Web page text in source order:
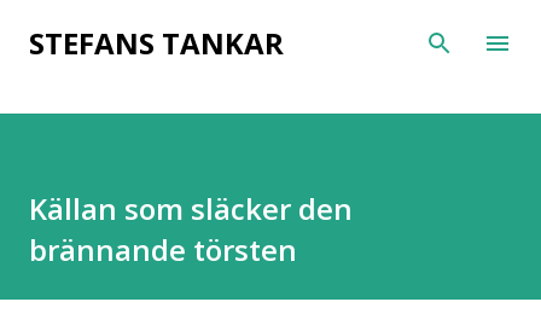
Fortsätt till huvudinnehåll
STEFANS TANKAR
Källan som släcker den
brännande törsten